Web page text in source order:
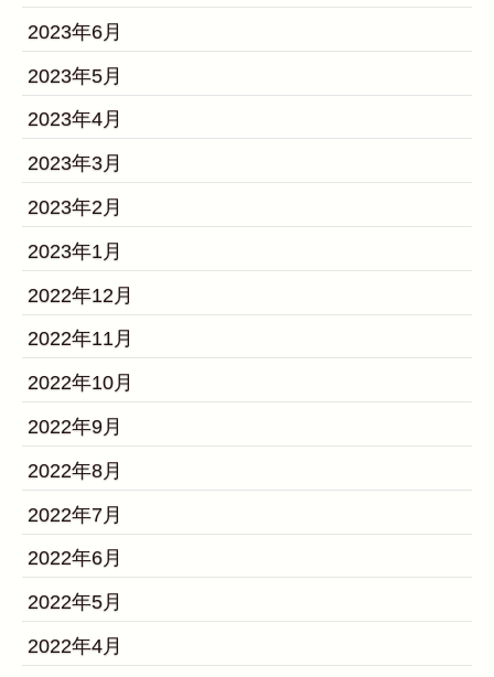
2023年6月
2023年5月
2023年4月
2023年3月
2023年2月
2023年1月
2022年12月
2022年11月
2022年10月
2022年9月
2022年8月
2022年7月
2022年6月
2022年5月
2022年4月